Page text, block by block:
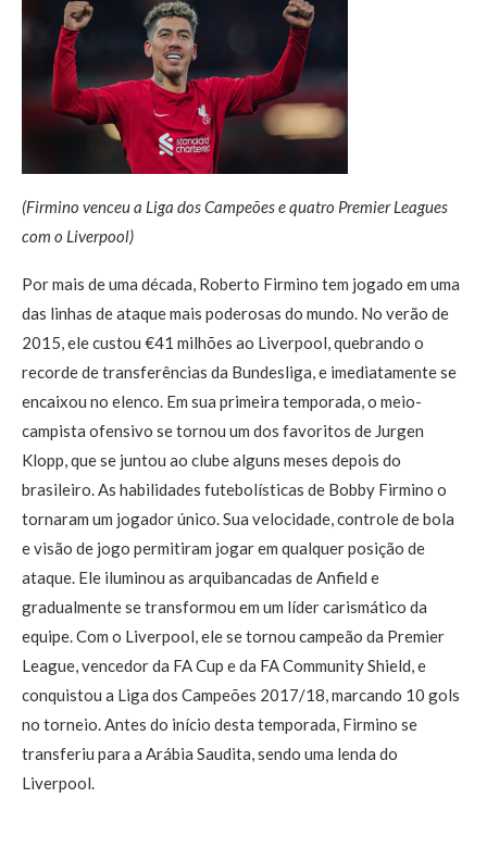
(Firmino venceu a Liga dos Campeões e quatro Premier Leagues
com o Liverpool)
Por mais de uma década, Roberto Firmino tem jogado em uma
das linhas de ataque mais poderosas do mundo. No verão de
2015, ele custou €41 milhões ao Liverpool, quebrando o
recorde de transferências da Bundesliga, e imediatamente se
encaixou no elenco. Em sua primeira temporada, o meio-
campista ofensivo se tornou um dos favoritos de Jurgen
Klopp, que se juntou ao clube alguns meses depois do
brasileiro. As habilidades futebolísticas de Bobby Firmino o
tornaram um jogador único. Sua velocidade, controle de bola
e visão de jogo permitiram jogar em qualquer posição de
ataque. Ele iluminou as arquibancadas de Anfield e
gradualmente se transformou em um líder carismático da
equipe. Com o Liverpool, ele se tornou campeão da Premier
League, vencedor da FA Cup e da FA Community Shield, e
conquistou a Liga dos Campeões 2017/18, marcando 10 gols
no torneio. Antes do início desta temporada, Firmino se
transferiu para a Arábia Saudita, sendo uma lenda do
Liverpool.